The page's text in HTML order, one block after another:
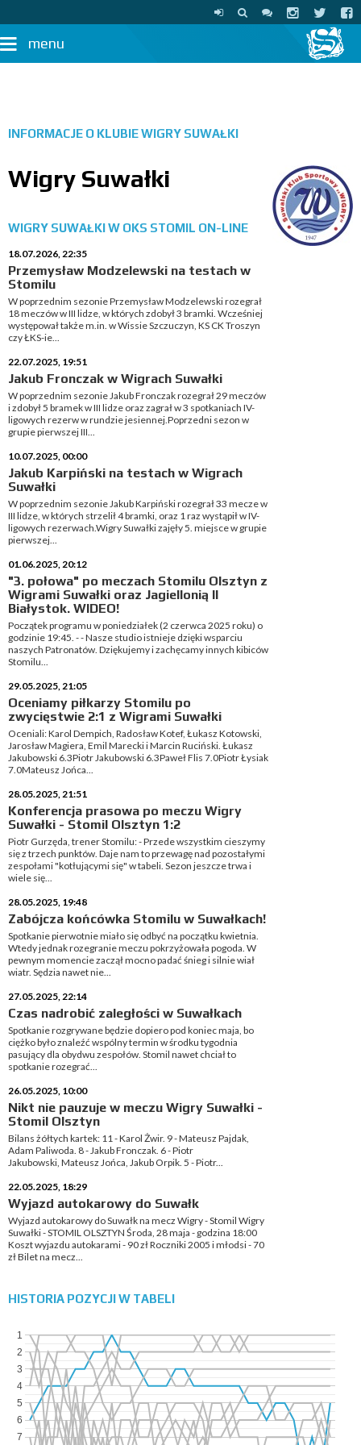
menu
INFORMACJE O KLUBIEWIGRY SUWAŁKI
Wigry Suwałki
WIGRY SUWAŁKI W OKS STOMIL ON-LINE
18.07.2026, 22:35
Przemysław Modzelewski na testach w
Stomilu
W poprzednim sezonie Przemysław Modzelewski rozegrał
18 meczów w III lidze, w których zdobył 3 bramki. Wcześniej
występował także m.in. w Wissie Szczuczyn, KS CK Troszyn
czy ŁKS-ie...
22.07.2025, 19:51
Jakub Fronczak w Wigrach Suwałki
W poprzednim sezonie Jakub Fronczak rozegrał 29 meczów
i zdobył 5 bramek w III lidze oraz zagrał w 3 spotkaniach IV-
ligowych rezerw w rundzie jesiennej.Poprzedni sezon w
grupie pierwszej III...
10.07.2025, 00:00
Jakub Karpiński na testach w Wigrach
Suwałki
W poprzednim sezonie Jakub Karpiński rozegrał 33 mecze w
III lidze, w których strzelił 4 bramki, oraz 1 raz wystąpił w IV-
ligowych rezerwach.Wigry Suwałki zajęły 5. miejsce w grupie
pierwszej...
01.06.2025, 20:12
"3. połowa" po meczach Stomilu Olsztyn z
Wigrami Suwałki oraz Jagiellonią II
Białystok. WIDEO!
Początek programu w poniedziałek (2 czerwca 2025 roku) o
godzinie 19:45. - - Nasze studio istnieje dzięki wsparciu
naszych Patronatów. Dziękujemy i zachęcamy innych kibiców
Stomilu...
29.05.2025, 21:05
Oceniamy piłkarzy Stomilu po
zwycięstwie 2:1 z Wigrami Suwałki
Oceniali: Karol Dempich, Radosław Kotef, Łukasz Kotowski,
Jarosław Magiera, Emil Marecki i Marcin Ruciński. Łukasz
Jakubowski 6.3Piotr Jakubowski 6.3Paweł Flis 7.0Piotr Łysiak
7.0Mateusz Jońca...
28.05.2025, 21:51
Konferencja prasowa po meczu Wigry
Suwałki - Stomil Olsztyn 1:2
Piotr Gurzęda, trener Stomilu: - Przede wszystkim cieszymy
się z trzech punktów. Daje nam to przewagę nad pozostałymi
zespołami "kotłującymi się" w tabeli. Sezon jeszcze trwa i
wiele się...
28.05.2025, 19:48
Zabójcza końcówka Stomilu w Suwałkach!
Spotkanie pierwotnie miało się odbyć na początku kwietnia.
Wtedy jednak rozegranie meczu pokrzyżowała pogoda. W
pewnym momencie zaczął mocno padać śnieg i silnie wiał
wiatr. Sędzia nawet nie...
27.05.2025, 22:14
Czas nadrobić zaległości w Suwałkach
Spotkanie rozgrywane będzie dopiero pod koniec maja, bo
ciężko było znaleźć wspólny termin w środku tygodnia
pasujący dla obydwu zespołów. Stomil nawet chciał to
spotkanie rozegrać...
26.05.2025, 10:00
Nikt nie pauzuje w meczu Wigry Suwałki -
Stomil Olsztyn
Bilans żółtych kartek: 11 - Karol Żwir. 9 - Mateusz Pajdak,
Adam Paliwoda. 8 - Jakub Fronczak. 6 - Piotr
Jakubowski, Mateusz Jońca, Jakub Orpik. 5 - Piotr...
22.05.2025, 18:29
Wyjazd autokarowy do Suwałk
Wyjazd autokarowy do Suwałk na mecz Wigry - Stomil Wigry
Suwałki - STOMIL OLSZTYN Środa, 28 maja - godzina 18:00
Koszt wyjazdu autokarami - 90 zł Roczniki 2005 i młodsi - 70
zł Bilet na mecz...
HISTORIA POZYCJI W TABELI
1
2
3
4
5
6
7